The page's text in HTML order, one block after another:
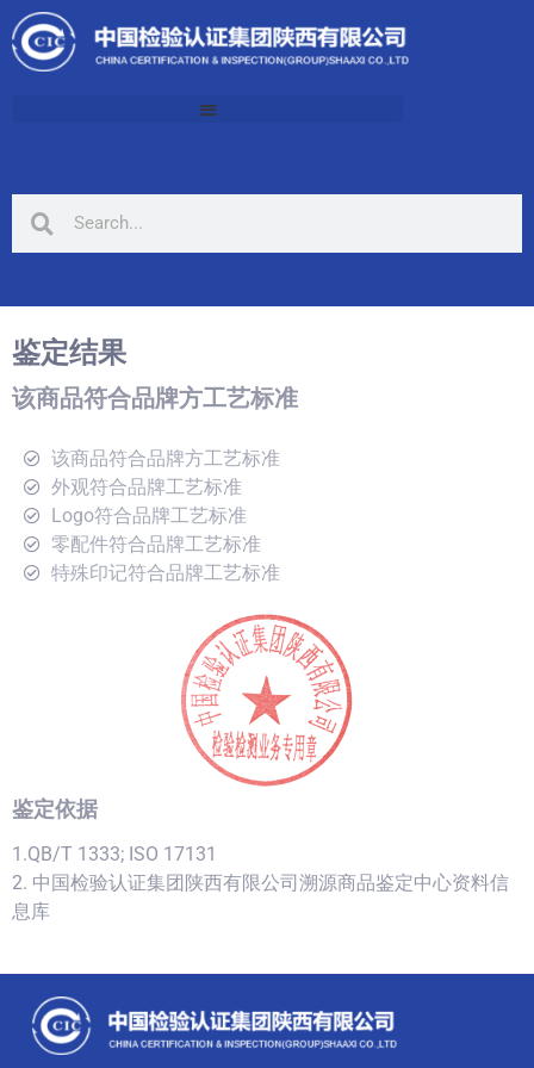
鉴定结果
该商品符合品牌方工艺标准
该商品符合品牌方工艺标准
外观符合品牌工艺标准
Logo符合品牌工艺标准
零配件符合品牌工艺标准
特殊印记符合品牌工艺标准
鉴定依据
1.QB/T 1333; ISO 17131
2. 中国检验认证集团陕西有限公司溯源商品鉴定中心资料信
息库